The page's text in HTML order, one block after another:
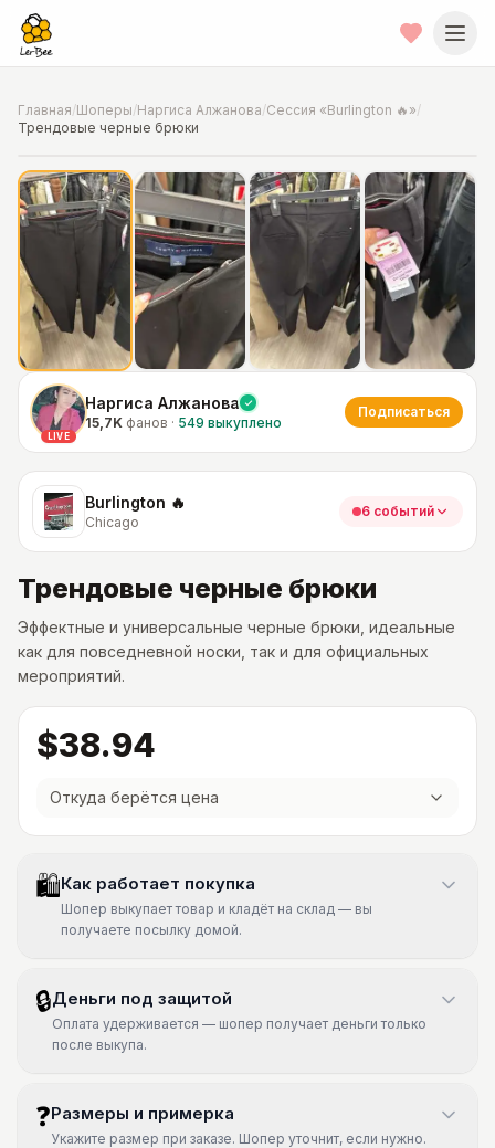
Главная/Шоперы/Наргиса Алжанова/Сессия «Burlington 🔥»/
Трендовые черные брюки
📍Фото от шопера Chicago
LIVE
Наргиса Алжанова
15,7K фанов · 549 выкуплено
Подписаться
Burlington 🔥
Chicago
6 событий
Трендовые черные брюки
Эффектные и универсальные черные брюки, идеальные
как для повседневной носки, так и для официальных
мероприятий.
$38.94
Откуда берётся цена
🛍Как работает покупка
Шопер выкупает товар и кладёт на склад — вы
получаете посылку домой.
🔒Деньги под защитой
Оплата удерживается — шопер получает деньги только
после выкупа.
❓Размеры и примерка
Укажите размер при заказе. Шопер уточнит, если нужно.